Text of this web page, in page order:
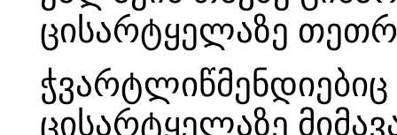
ცისარტყელაზე
ცისარტყელაზე